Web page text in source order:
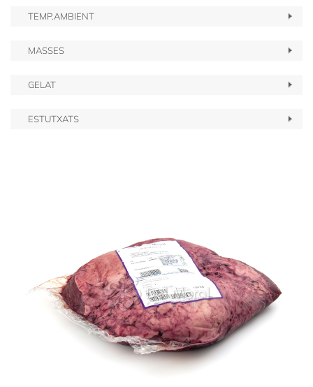
TEMP.AMBIENT
MASSES
GELAT
ESTUTXATS